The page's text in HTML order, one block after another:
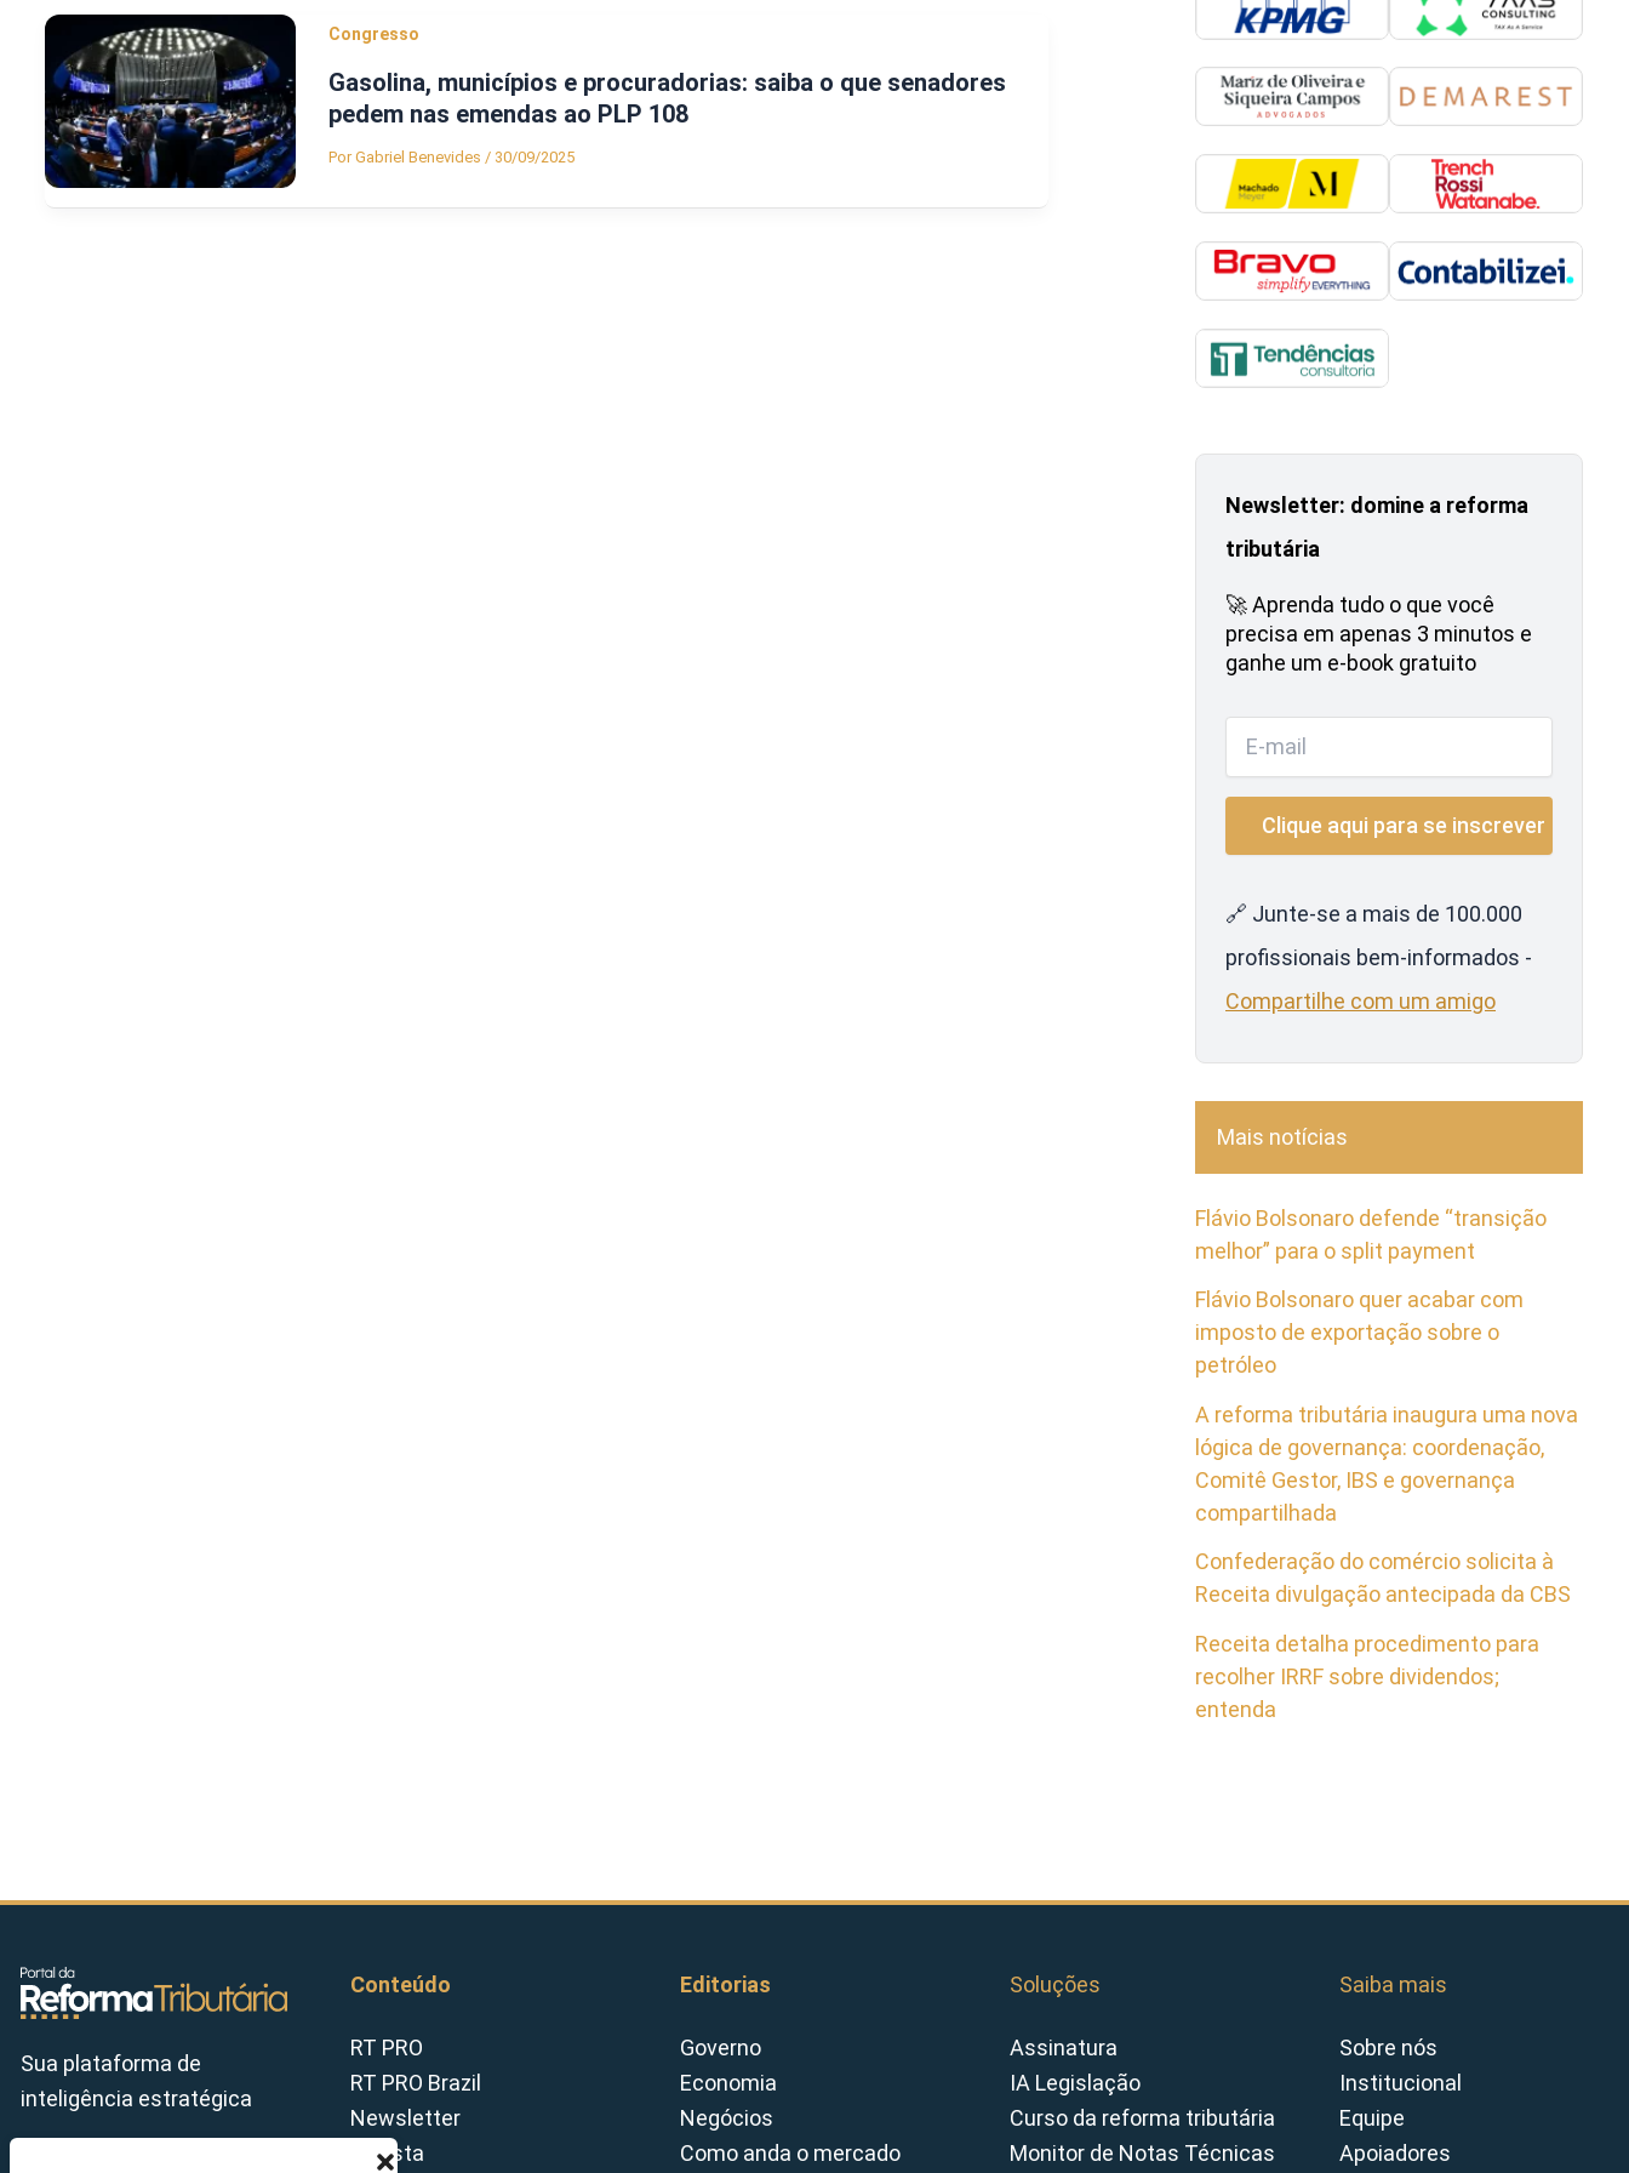
Congresso
Gasolina, municípios e procuradorias: saiba o que senadores
pedem nas emendas ao PLP 108
PorGabriel Benevides / 30/09/2025
Newsletter: domine a reforma
tributária
🚀 Aprenda tudo o que você
precisa em apenas 3 minutos e
ganhe um e-book gratuito
🔗 Junte-se a mais de 100.000
profissionais bem-informados -
Compartilhe com um amigo
Mais notícias
Flávio Bolsonaro defende “transição
melhor” para o split payment
Flávio Bolsonaro quer acabar com
imposto de exportação sobre o
petróleo
A reforma tributária inaugura uma nova
lógica de governança: coordenação,
Comitê Gestor, IBS e governança
compartilhada
Confederação do comércio solicita à
Receita divulgação antecipada da CBS
Receita detalha procedimento para
recolher IRRF sobre dividendos;
entenda
Sua plataforma de
inteligência estratégica
Conteúdo
RT PRO
RT PRO Brazil
Newsletter
Revista
Editorias
Governo
Economia
Negócios
Como anda o mercado
Soluções
Assinatura
IA Legislação
Curso da reforma tributária
Monitor de Notas Técnicas
Saiba mais
Sobre nós
Institucional
Equipe
Apoiadores